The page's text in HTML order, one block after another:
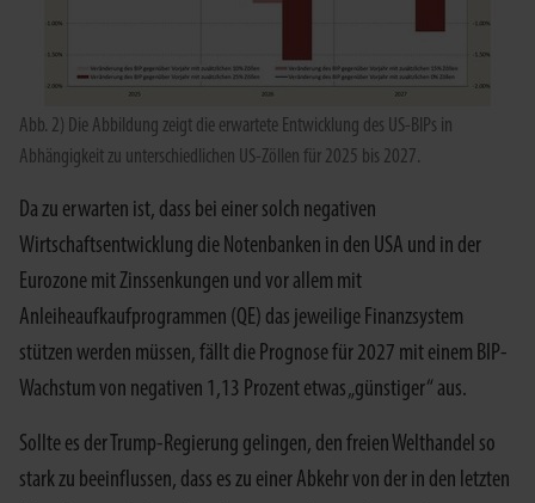
Abb. 2) Die Abbildung zeigt die erwartete Entwicklung des US-BIPs in
Abhängigkeit zu unterschiedlichen US-Zöllen für 2025 bis 2027.
Da zu erwarten ist, dass bei einer solch negativen
Wirtschaftsentwicklung die Notenbanken in den USA und in der
Eurozone mit Zinssenkungen und vor allem mit
Anleiheaufkaufprogrammen (QE) das jeweilige Finanzsystem
stützen werden müssen, fällt die Prognose für 2027 mit einem BIP-
Wachstum von negativen 1,13 Prozent etwas „günstiger“ aus.
Sollte es der Trump-Regierung gelingen, den freien Welthandel so
stark zu beeinflussen, dass es zu einer Abkehr von der in den letzten